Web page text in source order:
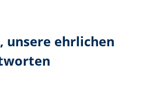
unsere ehrlichen